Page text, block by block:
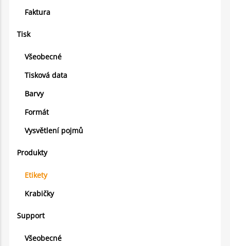
Faktura
Tisk
Všeobecné
Tisková data
Barvy
Formát
Vysvětlení pojmů
Produkty
Etikety
Krabičky
Support
Všeobecné